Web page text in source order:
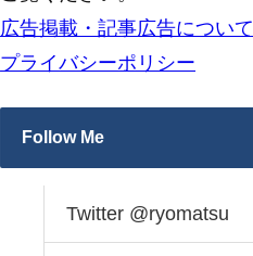
広告掲載・記事広告について
プライバシーポリシー
Follow Me
Twitter @ryomatsu